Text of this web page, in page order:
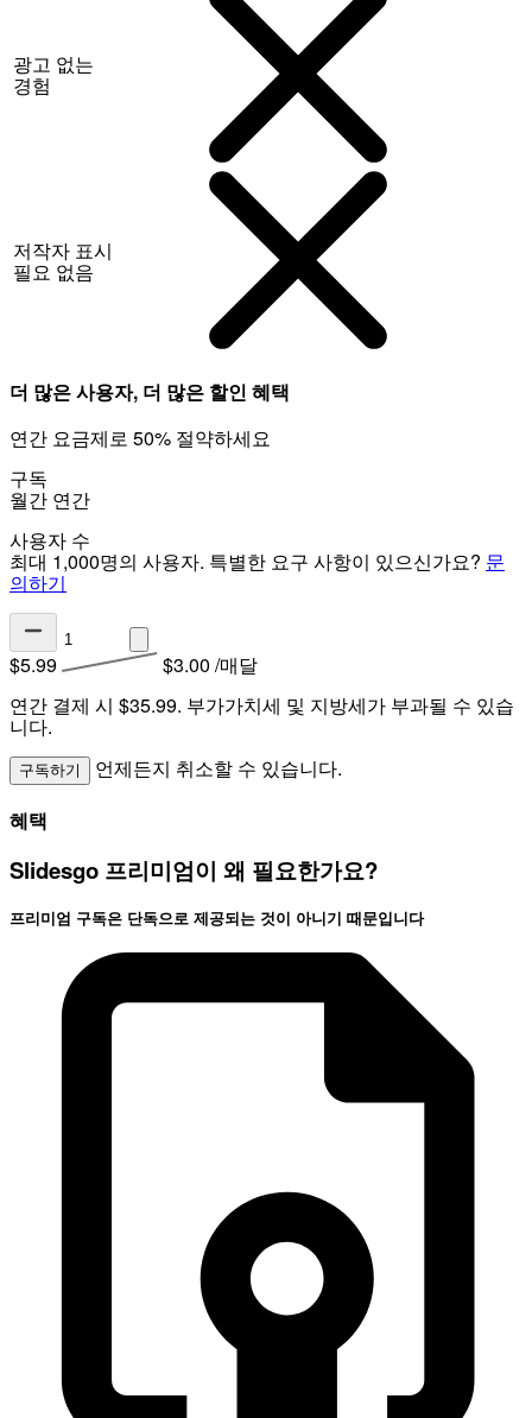
광고 없는
경험
저작자 표시
필요 없음
더 많은 사용자, 더 많은 할인 혜택
연간 요금제로 50% 절약하세요
구독
월간 연간
사용자 수
최대 1,000명의 사용자. 특별한 요구 사항이 있으신가요? 문
의하기
$5.99 $3.00 /매달
연간 결제 시 $35.99. 부가가치세 및 지방세가 부과될 수 있습
니다.
구독하기
언제든지 취소할 수 있습니다.
혜택
Slidesgo 프리미엄이 왜 필요한가요?
프리미엄 구독은 단독으로 제공되는 것이 아니기 때문입니다